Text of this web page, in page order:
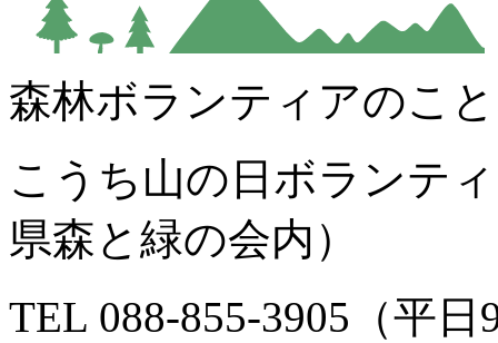
森林ボランティアのこ
こうち山の日ボランテ
県森と緑の会内）
TEL 088-855-3905（平日